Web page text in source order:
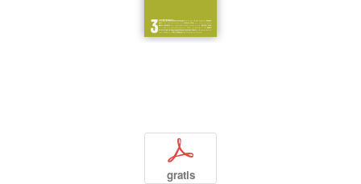
p
gratis